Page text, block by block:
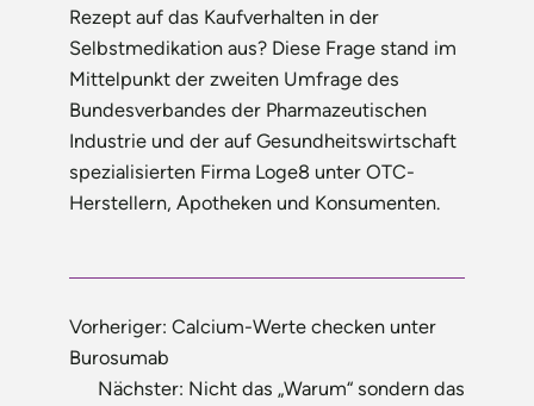
Rezept auf das Kaufverhalten in der
Selbstmedikation aus? Diese Frage stand im
Mittelpunkt der zweiten Umfrage des
Bundesverbandes der Pharmazeutischen
Industrie und der auf Gesundheitswirtschaft
spezialisierten Firma Loge8 unter OTC-
Herstellern, Apotheken und Konsumenten.
Vorheriger: Calcium-Werte checken unter
Burosumab
Nächster: Nicht das „Warum“ sondern das